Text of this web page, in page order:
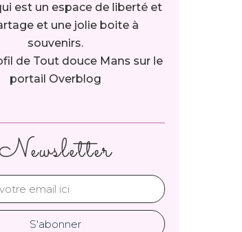
est un espace de liberté et
et une jolie boite à
souvenirs.
de Tout douce Mans sur le
portail Overblog